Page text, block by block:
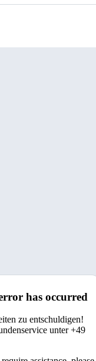
has occurred
zu entschuldigen!
unter +49